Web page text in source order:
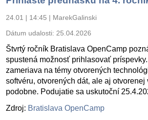
24.01 | 14:45 | MarekGalinski
Dátum udalosti: 25.04.2026
Štvrtý ročník Bratislava OpenCamp
spustená možnosť prihlasovať
zameriava na témy otvorených
softvéru, otvorených dát, ale aj otvorenej
podobne. Podujatie sa uskutoční
Zdroj: Bratislava OpenCamp